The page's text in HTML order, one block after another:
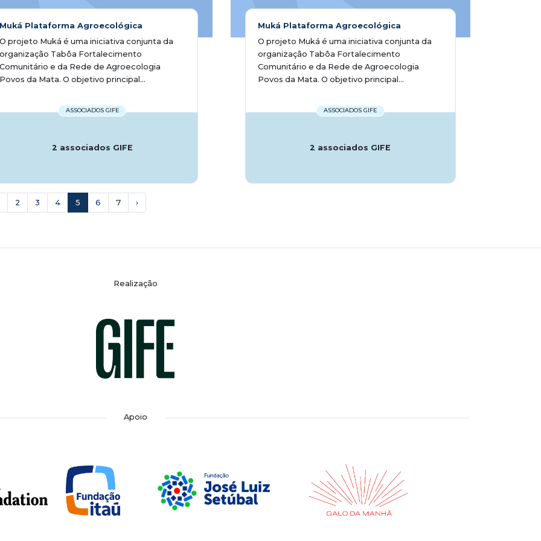
Muká Plataforma Agroecológica
O projeto Muká é uma iniciativa conjunta da
organização Tabôa Fortalecimento
Comunitário e da Rede de Agroecologia
Povos da Mata. O objetivo principal...
ASSOCIADOS GIFE
2 associados GIFE
Muká Plataforma Agroecológica
O projeto Muká é uma iniciativa conjunta da
organização Tabôa Fortalecimento
Comunitário e da Rede de Agroecologia
Povos da Mata. O objetivo principal...
ASSOCIADOS GIFE
2 associados GIFE
2 3 4 5 6 7 ›
Realização
Apoio